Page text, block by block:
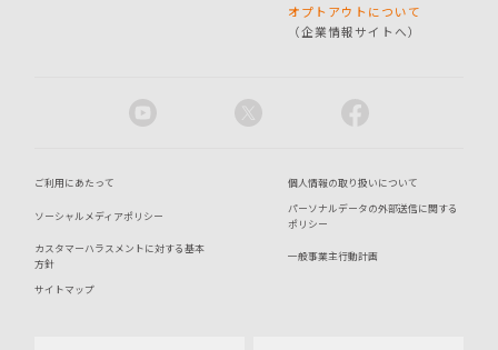
オプトアウトについて
（企業情報サイトへ）
ご利用にあたって 個人情報の取り扱いについて
ソーシャルメディアポリシー
パーソナルデータの外部送信に関する
ポリシー
カスタマーハラスメントに対する基本
方針
一般事業主行動計画
サイトマップ